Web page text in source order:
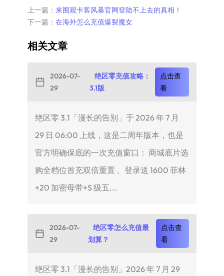
上一篇： 来围观卡客风暴官网登陆不上去的真相！
下一篇： 在海外怎么充值爆裂魔女
相关文章
2026-07-
29
绝区零充值攻略：
3.1版
点击查
看
绝区零 3.1「漫长的告别」于 2026 年 7 月
29 日 06:00 上线，这是二周年版本，也是
官方明确保底的一次充值窗口： 商城底片选
购全档位首充双倍重置 、登录送 1600 菲林
+20 加密母带+S 级五...
2026-07-
29
绝区零怎么充值最
划算？
点击查
看
绝区零 3.1「漫长的告别」2026 年 7 月 29